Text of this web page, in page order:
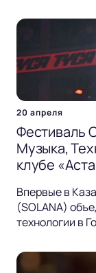
20 апреля
Фестиваль
Музыка,
клубе
Впервые в
(SOLANA)
технологии в